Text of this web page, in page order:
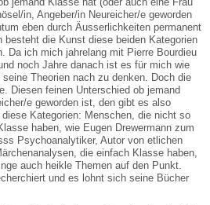
in, Angeber/in Neureicher/e geworden
eben durch Äusserlichkeiten permanent
die Kunst diese beiden Kategorien
Da ich mich jahrelang mit Pierre Bourdieu
noch Jahre danach ist es für mich wie
Theorien nach zu denken. Doch die
Diesen feinen Unterschied ob jemand
e geworden ist, den gibt es also
Kategorien: Menschen, die nicht so
haben, wie Eugen Drewermann zum
Psychoanalytiker, Autor von etlichen
die einfach Klasse haben,
auch heikle Themen auf den Punkt.
und es lohnt sich seine Bücher